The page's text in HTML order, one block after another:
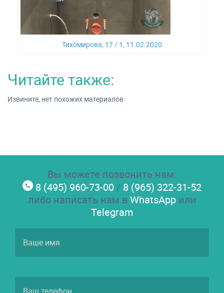
Тихомирова, 17 / 1, 11.02.2020
Читайте также:
Извините, нет похожих материалов
Вы можете позвонить нам:
8 (495) 960-73-00 / 8 (965) 322-31-52
либо написать нам вWhatsAppили
Telegram